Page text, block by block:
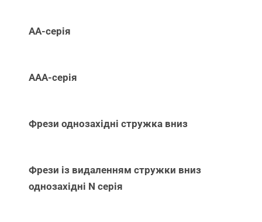
АА-серія
ААА-серія
Фрези однозахідні стружка вниз
Фрези із видаленням стружки вниз
однозахідні N серія